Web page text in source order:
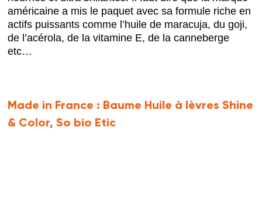
américaine a mis le paquet avec sa formule riche en
actifs puissants comme l’huile de maracuja, du goji,
de l’acérola, de la vitamine E, de la canneberge
etc…
Made in France : Baume Huile à lèvres Shine
& Color, So bio Etic